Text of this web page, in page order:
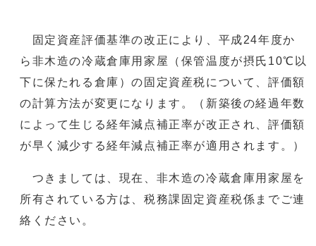
固定資産評価基準の改正により、平成24年度か
ら非木造の冷蔵倉庫用家屋（保管温度が摂氏10℃以
下に保たれる倉庫）の固定資産税について、評価額
の計算方法が変更になります。（新築後の経過年数
によって生じる経年減点補正率が改正され、評価額
が早く減少する経年減点補正率が適用されます。）
つきましては、現在、非木造の冷蔵倉庫用家屋を
所有されている方は、税務課固定資産税係までご連
絡ください。